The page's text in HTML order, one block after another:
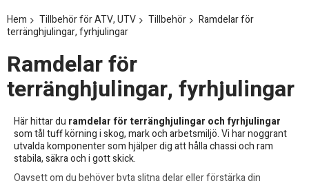
Hem Tillbehör för ATV, UTV Tillbehör
Ramdelar för
terränghjulingar, fyrhjulingar
Ramdelar för
terränghjulingar, fyrhjulingar
Här hittar du ramdelar för terränghjulingar och fyrhjulingar
som tål tuff körning i skog, mark och arbetsmiljö. Vi har noggrant
utvalda komponenter som hjälper dig att hålla chassi och ram
stabila, säkra och i gott skick.
Oavsett om du behöver byta slitna delar eller förstärka din